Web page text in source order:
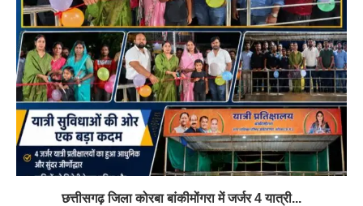
छत्तीसगढ़ जिला कोरबा बांकीमोंगरा में जर्जर 4 यात्री...